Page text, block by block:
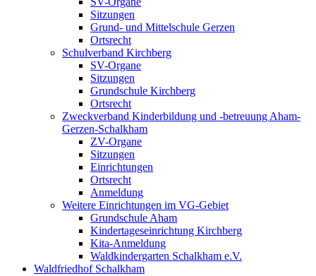
Sitzungen
Grund- und Mittelschule Gerzen
Ortsrecht
Schulverband Kirchberg
SV-Organe
Sitzungen
Grundschule Kirchberg
Ortsrecht
Zweckverband Kinderbildung und -betreuung Aham-
Gerzen-Schalkham
ZV-Organe
Sitzungen
Einrichtungen
Ortsrecht
Anmeldung
Weitere Einrichtungen im VG-Gebiet
Grundschule Aham
Kindertageseinrichtung Kirchberg
Kita-Anmeldung
Waldkindergarten Schalkham e.V.
Waldfriedhof Schalkham